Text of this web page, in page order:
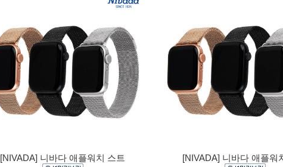
[NIVADA] 니바다 애플워치 스트 [NIVADA] 니바다 애플워